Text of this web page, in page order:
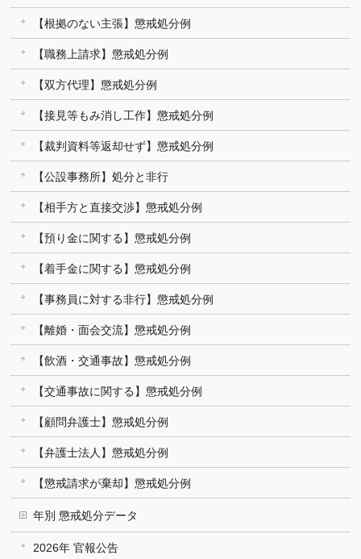
【根拠のない主張】懲戒処分例
【職務上請求】懲戒処分例
【双方代理】懲戒処分例
【接見等もみ消し工作】懲戒処分例
【裁判資料等返却せず】懲戒処分例
【公設事務所】処分と非行
【相手方と直接交渉】懲戒処分例
【預り金に関する】懲戒処分例
【着手金に関する】懲戒処分例
【事務員に対する非行】懲戒処分例
【離婚・面会交流】懲戒処分例
【飲酒・交通事故】懲戒処分例
【交通事故に関する】懲戒処分例
【顧問弁護士】懲戒処分例
【弁護士法人】懲戒処分例
【懲戒請求が棄却】懲戒処分例
年別 懲戒処分データ
2026年 官報公告